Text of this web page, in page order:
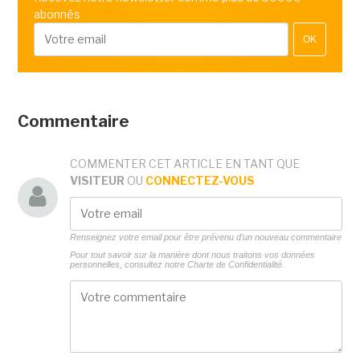
abonnés
OK
Commentaire
COMMENTER CET ARTICLE EN TANT QUE
VISITEUR OU CONNECTEZ-VOUS
Renseignez votre email pour être prévenu d'un nouveau commentaire
Pour tout savoir sur la manière dont nous traitons vos données
personnelles, consultez notre Charte de Confidentialité.